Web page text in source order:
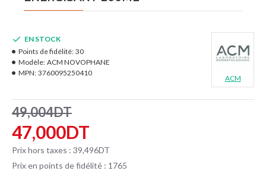
47,000DT
49,004DT
Prix hors taxes : 39,496DT
Prix en points de fidélité : 1765
EN STOCK
Points de fidélité: 30
Modèle: ACM NOVOPHANE
MPN: 3760095250410
ACM